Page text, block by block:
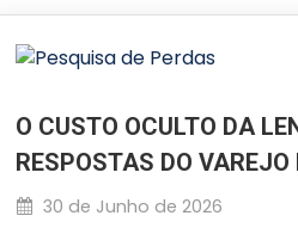
O CUSTO OCULTO DA
RESPOSTAS DO VAREJO
30 de Junho de 2026